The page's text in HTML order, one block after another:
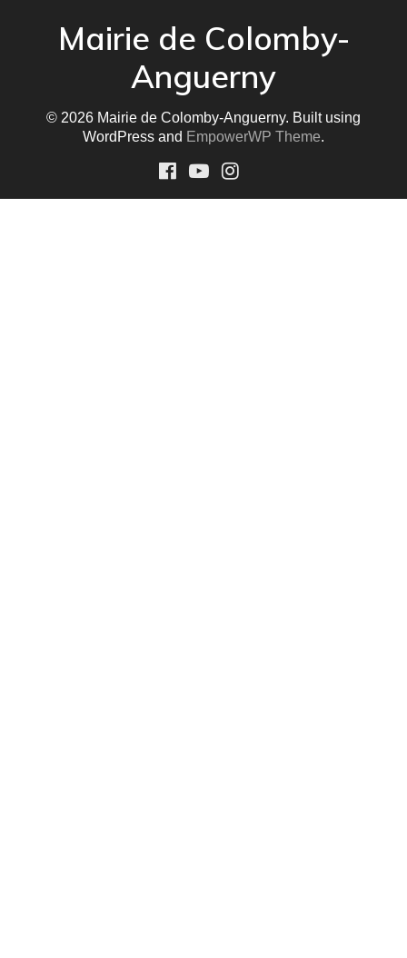
Mairie de Colomby-
Anguerny
© 2026 Mairie de Colomby-Anguerny. Built using
WordPress and EmpowerWP Theme.